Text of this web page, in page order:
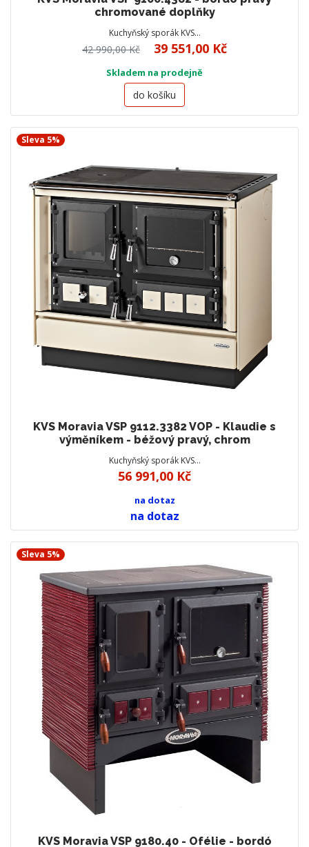
chromované doplňky
Kuchyňský sporák KVS…
42 990,00 Kč 39 551,00 Kč
Skladem na prodejně
do košíku
Sleva 5%
KVS Moravia VSP 9112.3382 VOP - Klaudie s
výměníkem - béžový pravý, chrom
Kuchyňský sporák KVS…
56 991,00 Kč
na dotaz
na dotaz
Sleva 5%
KVS Moravia VSP 9180.40 - Ofélie - bordó